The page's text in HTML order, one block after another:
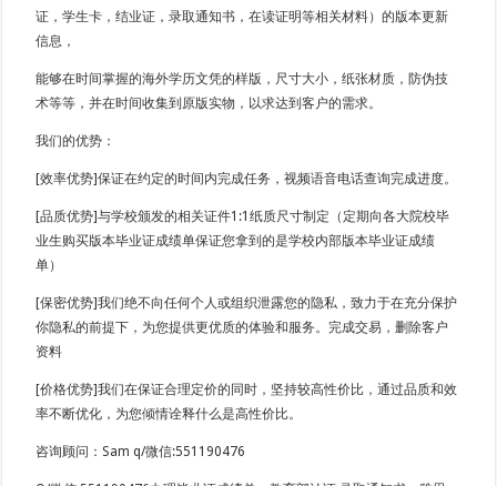
证，学生卡，结业证，录取通知书，在读证明等相关材料）的版本更新
信息，
能够在时间掌握的海外学历文凭的样版，尺寸大小，纸张材质，防伪技
术等等，并在时间收集到原版实物，以求达到客户的需求。
我们的优势：
[效率优势]保证在约定的时间内完成任务，视频语音电话查询完成进度。
[品质优势]与学校颁发的相关证件1:1纸质尺寸制定（定期向各大院校毕
业生购买版本毕业证成绩单保证您拿到的是学校内部版本毕业证成绩
单）
[保密优势]我们绝不向任何个人或组织泄露您的隐私，致力于在充分保护
你隐私的前提下，为您提供更优质的体验和服务。完成交易，删除客户
资料
[价格优势]我们在保证合理定价的同时，坚持较高性价比，通过品质和效
率不断优化，为您倾情诠释什么是高性价比。
咨询顾问：Sam q/微信:551190476